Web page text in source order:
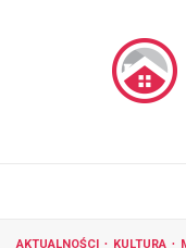
AKTUALNOŚCI KULTURA